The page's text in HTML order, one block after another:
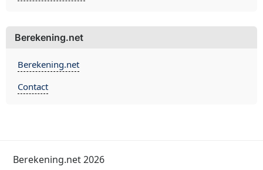
Berekening.net
Berekening.net
Contact
Berekening.net 2026